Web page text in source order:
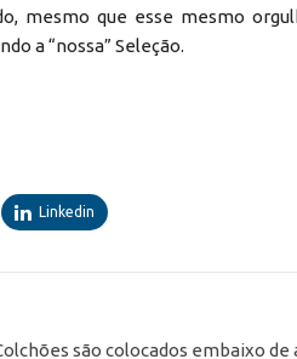
mesmo que esse mesmo
a “nossa” Seleção.
Linkedin
são colocados embaixo de